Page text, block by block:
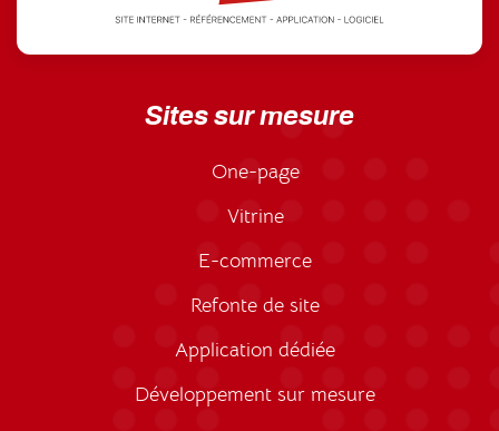
Sites sur mesure
One-page
Vitrine
E-commerce
Refonte de site
Application dédiée
Développement sur mesure